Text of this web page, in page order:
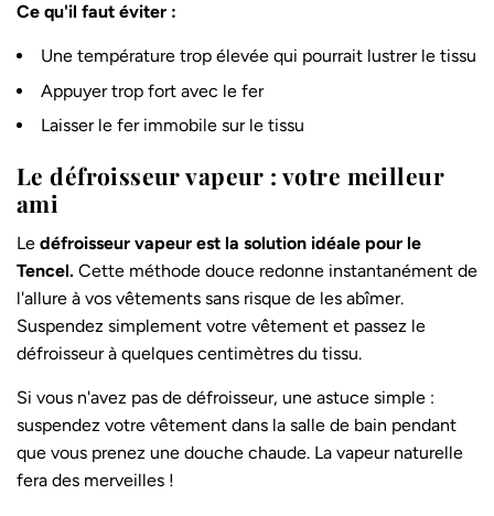
Ce qu'il faut éviter :
Une température trop élevée qui pourrait lustrer le tissu
Appuyer trop fort avec le fer
Laisser le fer immobile sur le tissu
Le défroisseur vapeur : votre meilleur
ami
Le défroisseur vapeur est la solution idéale pour le
Tencel. Cette méthode douce redonne instantanément de
l'allure à vos vêtements sans risque de les abîmer.
Suspendez simplement votre vêtement et passez le
défroisseur à quelques centimètres du tissu.
Si vous n'avez pas de défroisseur, une astuce simple :
suspendez votre vêtement dans la salle de bain pendant
que vous prenez une douche chaude. La vapeur naturelle
fera des merveilles !